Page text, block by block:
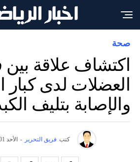
صحة
اكتشاف علاقة بين
العضلات لدى
والإصابة بتليف
كتب فريق التحرير - الأحد 01 مارس 10:07 م